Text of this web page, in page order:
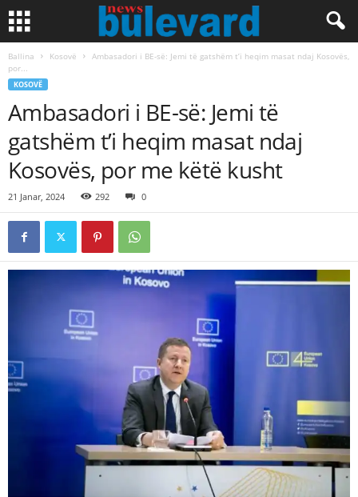
Ballina Kosovë
Ambasadori i BE-së: Jemi të gatshëm t’i heqim masat ndaj Kosovës,
por...
KOSOVË
Ambasadori i BE-së: Jemi të
gatshëm t’i heqim masat ndaj
Kosovës, por me këtë kusht
21 Janar, 2024 292 0